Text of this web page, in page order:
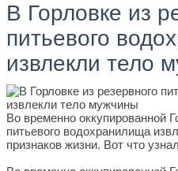
В Горловке из
питьевого
извлекли тело
Во временно оккупированной
питьевого водохранилища
признаков жизни. Вот что